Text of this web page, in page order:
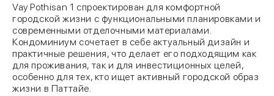
Vay Pothisan 1 спроектирован для комфортной
городской жизни с функциональными планировками и
современными отделочными материалами.
Кондоминиум сочетает в себе актуальный дизайн и
практичные решения, что делает его подходящим как
для проживания, так и для инвестиционных целей,
особенно для тех, кто ищет активный городской образ
жизни в Паттайе.